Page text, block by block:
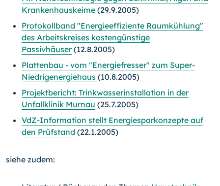
Krankenhauskeime (29.9.2005)
Protokollband "Energieeffiziente Raumkühlung"
des Arbeitskreises kostengünstige
Passivhäuser(12.8.2005)
Plattenbau - vom "Energiefresser" zum Super-
Niedrigenergiehaus (10.8.2005)
Projektbericht: Trinkwasserinstallation in der
Unfallklinik Murnau (25.7.2005)
VdZ-Information stellt Energiesparkonzepte auf
den Prüfstand (22.1.2005)
siehe zudem: